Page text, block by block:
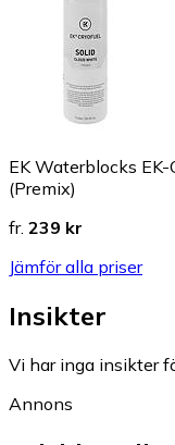
EK Waterblocks
(Premix)
fr. 239 kr
Jämför alla priser
Insikter
Vi har inga insikter
Annons